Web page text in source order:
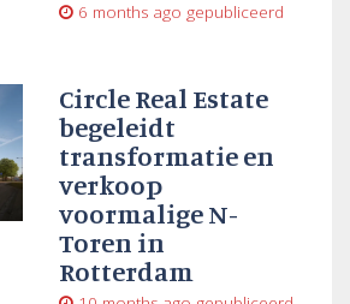
6 months ago gepubliceerd
Circle Real Estate
begeleidt
transformatie en
verkoop
voormalige N-
Toren in
Rotterdam